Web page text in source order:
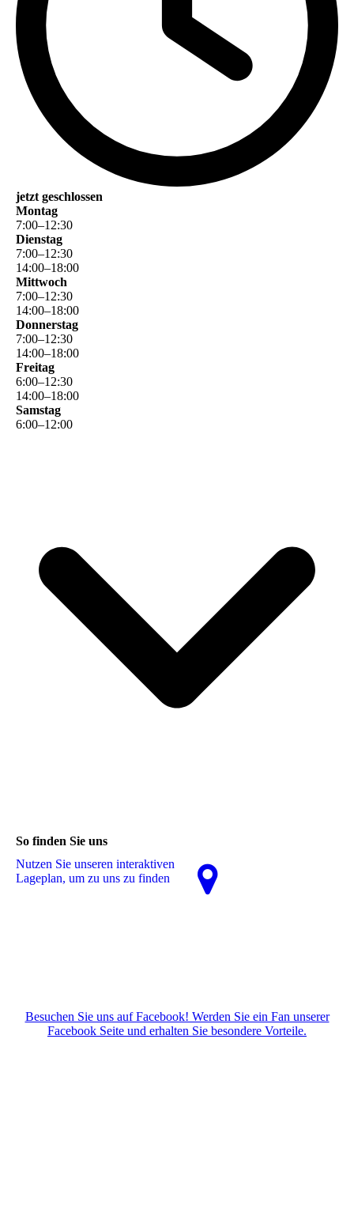
jetzt geschlossen
Montag
7:00–12:30
Dienstag
7:00–12:30
14:00–18:00
Mittwoch
7:00–12:30
14:00–18:00
Donnerstag
7:00–12:30
14:00–18:00
Freitag
6:00–12:30
14:00–18:00
Samstag
6:00–12:00
So finden Sie uns
Nutzen Sie unseren interaktiven
La­ge­plan, um zu uns zu finden
Besuchen Sie uns auf Facebook! Werden Sie ein Fan unserer
Facebook Seite und erhalten Sie besondere Vorteile.